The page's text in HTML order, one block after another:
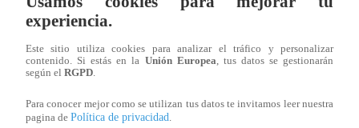
Un año y medio después, la Fiscalía
decidirá si formaliza acusación contra el
conductor o archiva el caso. Jener Cáriga,
no se archive, mientras la defensa del
experiencia.
Este sitio utiliza cookies para analizar el tráfico y personalizar
contenido. Si estás en la Unión Europea, tus datos se gestionarán
según el RGPD.
Para conocer mejor como se utilizan tus datos te invitamos leer nuestra
pagina de Política de privacidad.